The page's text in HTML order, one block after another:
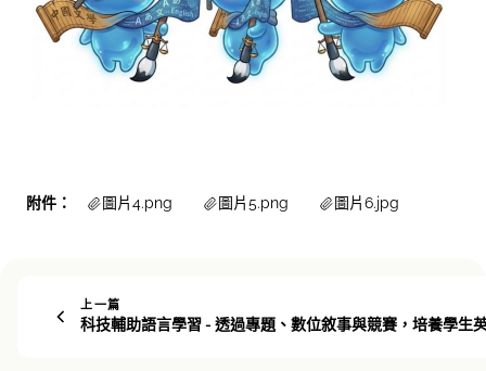
附件： 圖片4.png 圖片5.png 圖片6.jpg
上一篇
科技輔助語言學習 - 透過專題、數位敘事與競賽，培養學生